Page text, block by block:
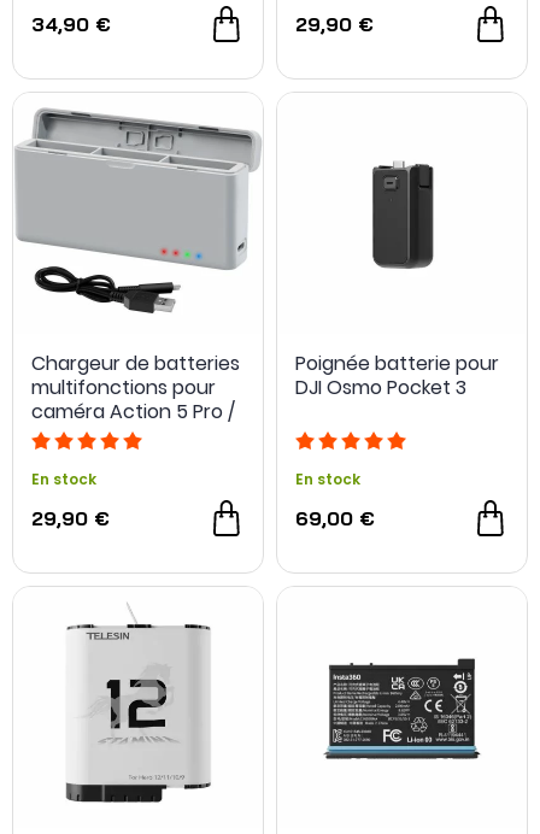
34,90 € 29,90 €
Chargeur de batteries
multifonctions pour
caméra Action 5 Pro /
Action 4 / Action 3 -
Paberson
En stock
29,90 €
Poignée batterie pour
DJI Osmo Pocket 3
En stock
69,00 €